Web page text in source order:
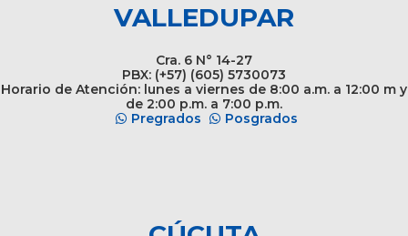
VALLEDUPAR
Cra. 6 N° 14-27
PBX: (+57) (605) 5730073
Horario de Atención: lunes a viernes de 8:00 a.m. a 12:00 m y
de 2:00 p.m. a 7:00 p.m.
Pregrados
Posgrados